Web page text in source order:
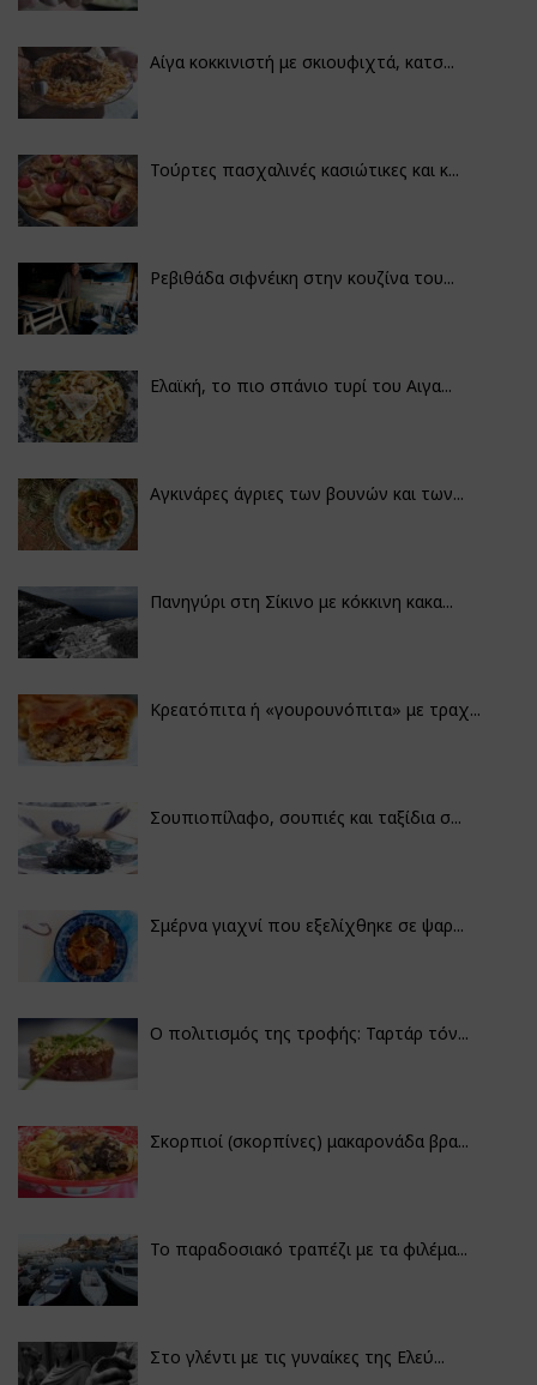
Αίγα κοκκινιστή με σκιουφιχτά, κατσ...
Τούρτες πασχαλινές κασιώτικες και κ...
Ρεβιθάδα σιφνέικη στην κουζίνα του...
Ελαϊκή, το πιο σπάνιο τυρί του Αιγα...
Αγκινάρες άγριες των βουνών και των...
Πανηγύρι στη Σίκινο με κόκκινη κακα...
Κρεατόπιτα ή «γουρουνόπιτα» με τραχ...
Σουπιοπίλαφο, σουπιές και ταξίδια σ...
Σμέρνα γιαχνί που εξελίχθηκε σε ψαρ...
Ο πολιτισμός της τροφής: Ταρτάρ τόν...
Σκορπιοί (σκορπίνες) μακαρονάδα βρα...
Το παραδοσιακό τραπέζι με τα φιλέμα...
Στο γλέντι με τις γυναίκες της Ελεύ...